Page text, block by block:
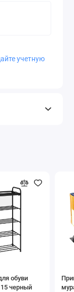
учетную
обуви
черный